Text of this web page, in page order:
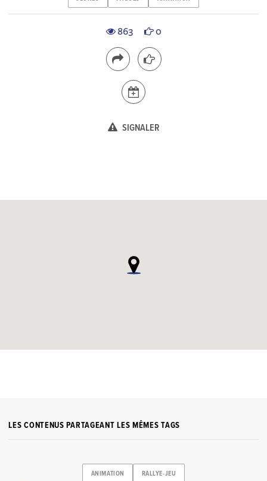
863 0
SIGNALER
LES CONTENUS PARTAGEANT LES MÊMES TAGS
ANIMATION RALLYE-JEU